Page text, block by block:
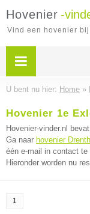
Hovenier -
Vind een hovenier
U bent nu hier: Home »
Hovenier 1e
Hovenier-vinder.nl
Ga naar hovenier
één e-mail in contact
Hieronder worden nu
1